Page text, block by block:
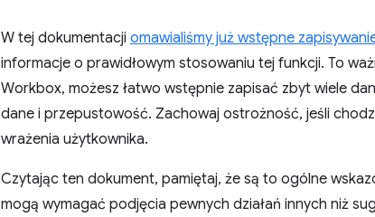
W tej dokumentacji omawialiśmy już wstępne
informacje o prawidłowym stosowaniu tej funkcji. To
Workbox, możesz łatwo wstępnie zapisać zbyt wiele
dane i przepustowość. Zachowaj ostrożność, jeśli
wrażenia użytkownika.
Czytając ten dokument, pamiętaj, że są to ogólne
mogą wymagać podjęcia pewnych działań innych niż